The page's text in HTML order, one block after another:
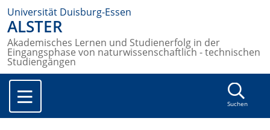
Universität Duisburg-Essen
ALSTER
Akademisches Lernen und Studienerfolg in der
Eingangsphase von naturwissenschaftlich - technischen
Studiengängen
Suchen